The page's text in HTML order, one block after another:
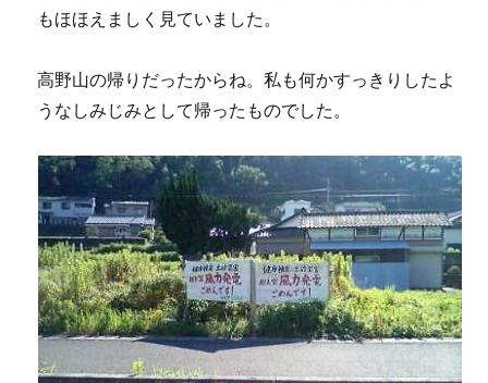
もほほえましく見ていました。
高野山の帰りだったからね。私も何かすっきりしたよ
うなしみじみとして帰ったものでした。